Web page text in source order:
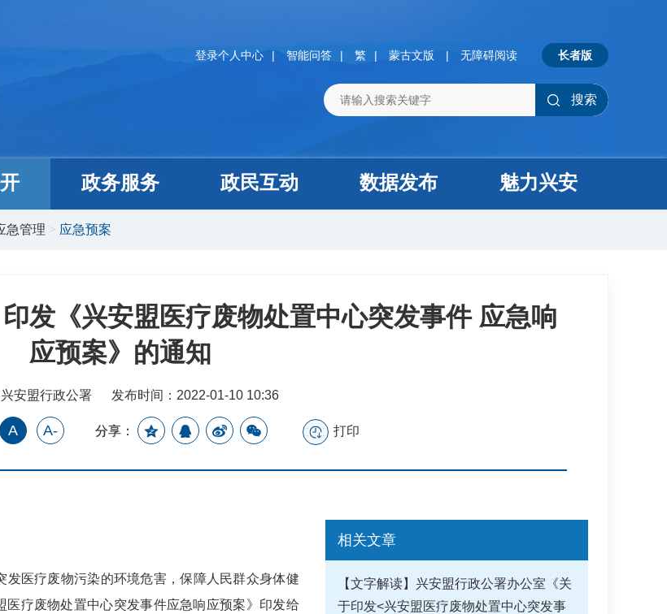
登录个人中心 | 智能问答 | 繁 | 蒙古文版 | 无障碍阅读 长者版
搜索
政务服务 政民互动 数据发布 魅力兴安
急管理 > 应急预案
发《兴安盟医疗废物处置中心突发事件 应急响
应预案》的通知
安盟行政公署 发布时间：2022-01-10 10:36
A A- 分享： 打印
医疗废物污染的环境危害，保障人民群众身体健
疗废物处置中心突发事件应急响应预案》印发给
相关文章
【文字解读】兴安盟行政公署办公室《关
于印发<兴安盟医疗废物处置中心突发事